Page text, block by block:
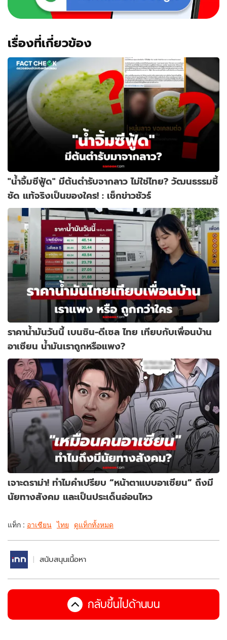
เรื่องที่เกี่ยวข้อง
"น้ำจิ้มซีฟู้ด" มีต้นตำรับจากลาว ไม่ใช่ไทย? วัฒนธรรมชี้
ชัด แท้จริงเป็นของใคร! : เช็กข่าวชัวร์
ราคาน้ำมันวันนี้ เบนซิน-ดีเซล ไทย เทียบกับเพื่อนบ้าน
อาเซียน น้ำมันเราถูกหรือแพง?
เจาะดราม่า! ทำไมคำเปรียบ “หน้าตาแบบอาเซียน” ถึงมี
นัยทางสังคม และเป็นประเด็นอ่อนไหว
แท็ก : อาเซียน ไทย ดูแท็กทั้งหมด
สนับสนุนเนื้อหา
กลับขึ้นไปด้านบน